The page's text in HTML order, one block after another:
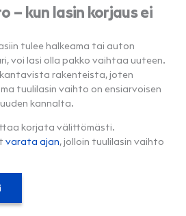
– kun lasin korjaus ei
tulee halkeama tai auton
voi lasi olla pakko vaihtaa uuteen.
rakenteista, joten
tuulilasin vaihto on ensiarvoisen
kannalta.
korjata välittömästi.
varata ajan, jolloin tuulilasin vaihto